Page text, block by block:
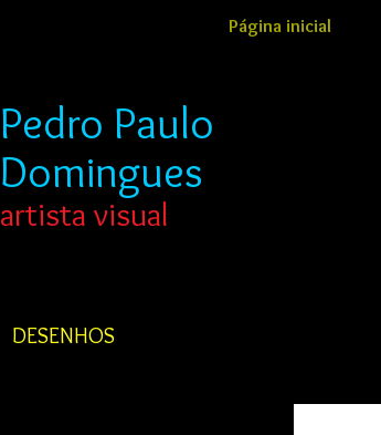
Página inicial
Pedro Paulo
Domingues
artista visual
DESENHOS